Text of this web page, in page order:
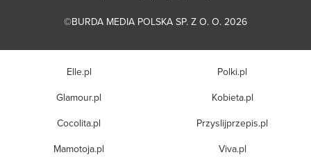
©BURDA MEDIA POLSKA SP. Z O. O. 2026
Elle.pl
Glamour.pl
Cocolita.pl
Mamotoja.pl
Polki.pl
Kobieta.pl
Przyslijprzepis.pl
Viva.pl